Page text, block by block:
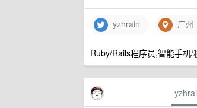
yzhrain 广州
Ruby/Rails程序员,智能手机/